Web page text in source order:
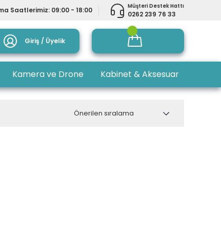
Saatlerimiz: 09:00 - 18:00 Müşteri Destek Hattı
0262 239 76 33
Giriş / Üyelik
Kamera ve Drone Kabinet & Aksesuar